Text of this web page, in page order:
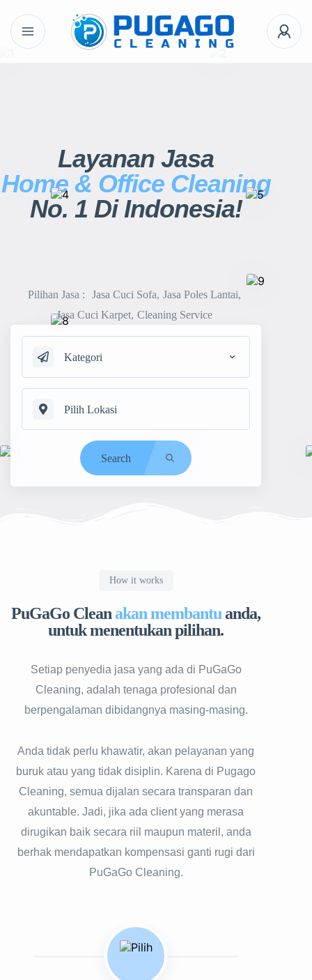
Layanan Jasa
Home & Office Cleaning
No. 1 Di Indonesia!
Pilihan Jasa : Jasa Cuci Sofa Jasa Poles Lantai
Jasa Cuci Karpet Cleaning Service
Kategori
Search
How it works
PuGaGo Cleanakan membantuanda,
untuk menentukan pilihan.
Setiap penyedia jasa yang ada di PuGaGo
Cleaning, adalah tenaga profesional dan
berpengalaman dibidangnya masing-masing.
Anda tidak perlu khawatir, akan pelayanan yang
buruk atau yang tidak disiplin. Karena di Pugago
Cleaning, semua dijalan secara transparan dan
akuntable. Jadi, jika ada client yang merasa
dirugikan baik secara riil maupun materil, anda
berhak mendapatkan kompensasi ganti rugi dari
PuGaGo Cleaning.